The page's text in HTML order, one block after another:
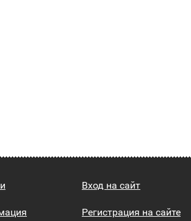
Вход на сайт
Регистрация на сайте